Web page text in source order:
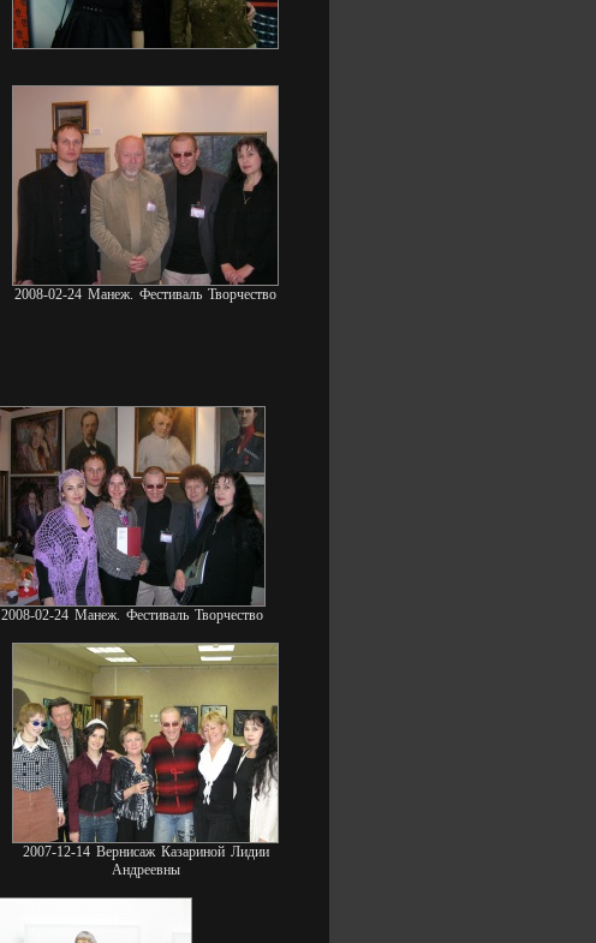
2008-02-24 Манеж. Фестиваль Творчество
2008-02-24 Манеж. Фестиваль Творчество
2007-12-14 Вернисаж Казариной Лидии
Андреевны